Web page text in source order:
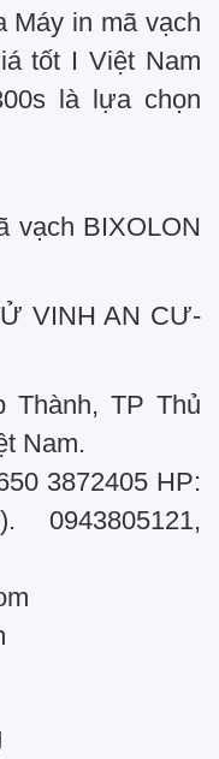
Máy in mã vạch
tốt I Việt Nam
là lựa chọn
vạch BIXOLON
VINH AN CƯ-
Thành, TP Thủ
Nam.
3872405 HP:
0943805121,